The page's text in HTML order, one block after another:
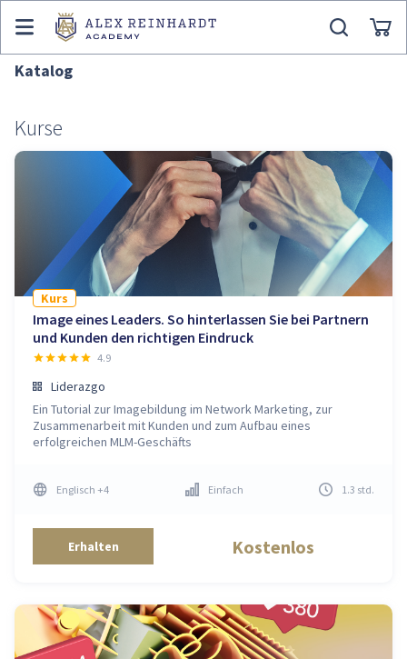
Katalog
Kurse
Kurs
Image eines Leaders. So hinterlassen Sie bei Partnern
und Kunden den richtigen Eindruck
4.9
Liderazgo
Ein Tutorial zur Imagebildung im Network Marketing, zur
Zusammenarbeit mit Kunden und zum Aufbau eines
erfolgreichen MLM-Geschäfts
Englisch +4 Einfach 1.3 std.
Erhalten Kostenlos